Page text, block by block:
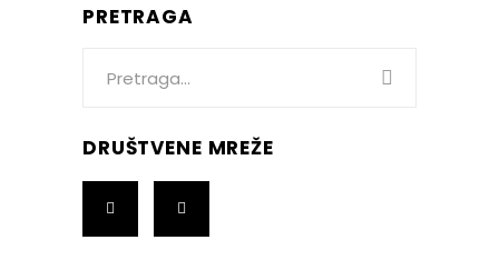
PRETRAGA
DRUŠTVENE MREŽE